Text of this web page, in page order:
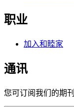
职业
加入和睦家
通讯
您可订阅我们的期